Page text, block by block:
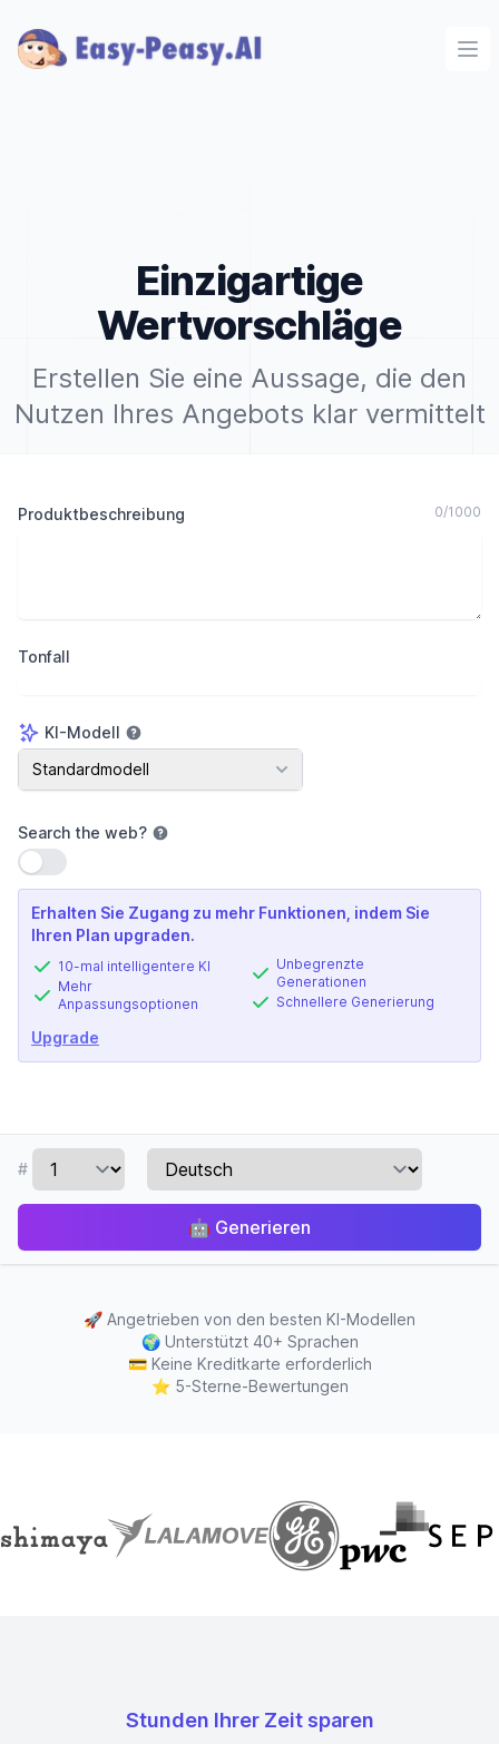
Einzigartige
Wertvorschläge
Erstellen Sie eine Aussage, die den
Nutzen Ihres Angebots klar vermittelt
Produktbeschreibung 0/1000
Tonfall
KI-Modell
KI-Modell
Standardmodell
Search the web?
Einstellung verwenden
Erhalten Sie Zugang zu mehr Funktionen, indem Sie
Ihren Plan upgraden.
10-mal intelligentere KI
Mehr
Anpassungsoptionen
Unbegrenzte
Generationen
Schnellere Generierung
Upgrade
#
🤖 Generieren
🚀 Angetrieben von den besten KI-Modellen
🌍 Unterstützt 40+ Sprachen
💳 Keine Kreditkarte erforderlich
⭐ 5-Sterne-Bewertungen
Stunden Ihrer Zeit sparen